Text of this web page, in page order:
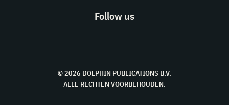
Follow us
© 2026 DOLPHIN PUBLICATIONS B.V.
ALLE RECHTEN VOORBEHOUDEN.